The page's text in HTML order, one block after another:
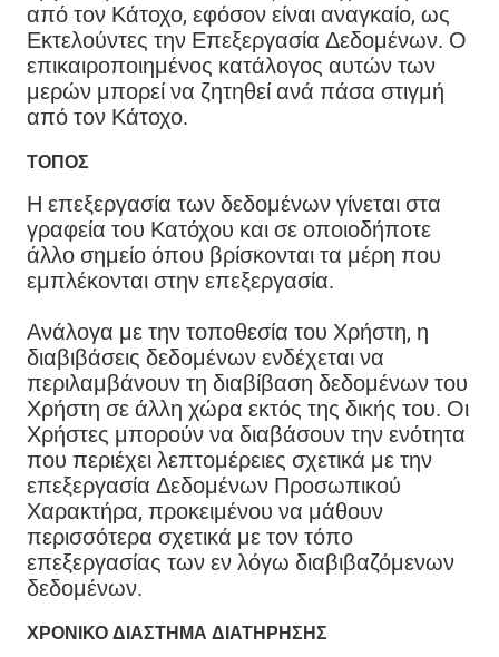
από τον Κάτοχο, εφόσον είναι αναγκαίο, ως
Εκτελούντες την Επεξεργασία Δεδομένων. Ο
επικαιροποιημένος κατάλογος αυτών των
μερών μπορεί να ζητηθεί ανά πάσα στιγμή
από τον Κάτοχο.
ΤΌΠΟΣ
Η επεξεργασία των δεδομένων γίνεται στα
γραφεία του Κατόχου και σε οποιοδήποτε
άλλο σημείο όπου βρίσκονται τα μέρη που
εμπλέκονται στην επεξεργασία.
Ανάλογα με την τοποθεσία του Χρήστη, η
διαβιβάσεις δεδομένων ενδέχεται να
περιλαμβάνουν τη διαβίβαση δεδομένων του
Χρήστη σε άλλη χώρα εκτός της δικής του. Οι
Χρήστες μπορούν να διαβάσουν την ενότητα
που περιέχει λεπτομέρειες σχετικά με την
επεξεργασία Δεδομένων Προσωπικού
Χαρακτήρα, προκειμένου να μάθουν
περισσότερα σχετικά με τον τόπο
επεξεργασίας των εν λόγω διαβιβαζόμενων
δεδομένων.
ΧΡΟΝΙΚΌ ΔΙΆΣΤΗΜΑ ΔΙΑΤΉΡΗΣΗΣ